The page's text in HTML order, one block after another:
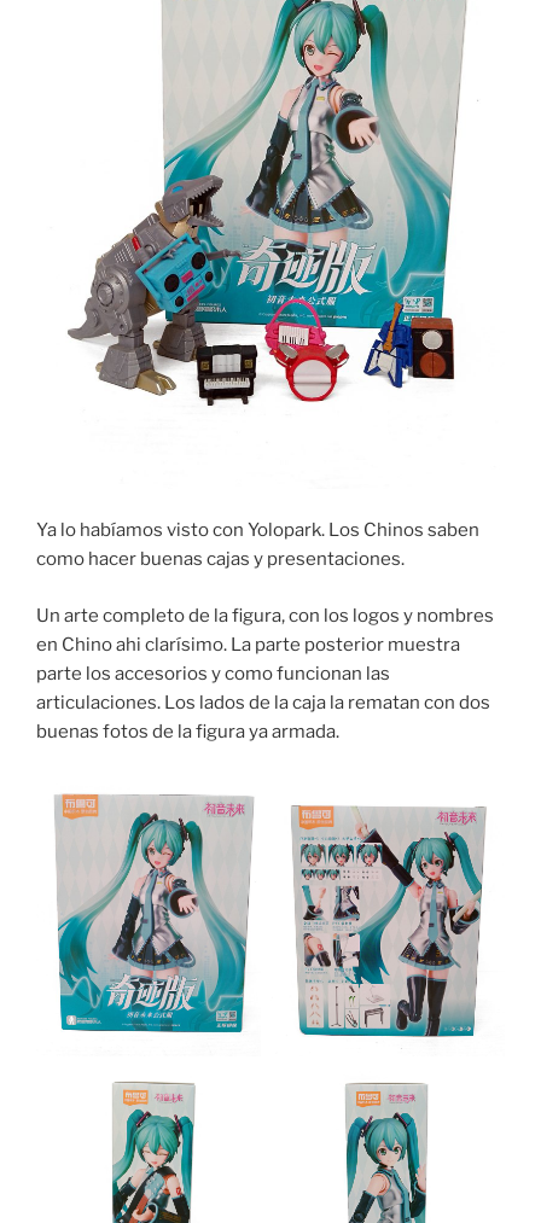
Ya lo habíamos visto con Yolopark. Los Chinos saben
como hacer buenas cajas y presentaciones.
Un arte completo de la figura, con los logos y nombres
en Chino ahi clarísimo. La parte posterior muestra
parte los accesorios y como funcionan las
articulaciones. Los lados de la caja la rematan con dos
buenas fotos de la figura ya armada.